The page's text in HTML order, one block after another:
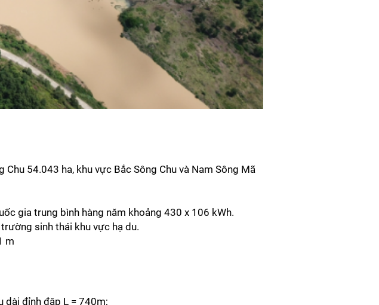
54.043 ha, khu vực Bắc Sông Chu và Nam Sông Mã
gia trung bình hàng năm khoảng 430 x 106 kWh.
sinh thái khu vực hạ du.
m
dài đỉnh đập L = 740m;